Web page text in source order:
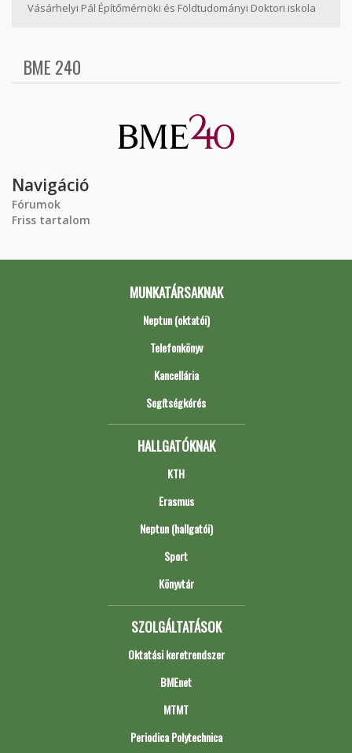
Vásárhelyi Pál Építőmérnöki és Földtudományi Doktori iskola
BME 240
Navigáció
Fórumok
Friss tartalom
MUNKATÁRSAKNAK
Neptun (oktatói)
Telefonkönyv
Kancellária
Segítségkérés
HALLGATÓKNAK
KTH
Erasmus
Neptun (hallgatói)
Sport
Könyvtár
SZOLGÁLTATÁSOK
Oktatási keretrendszer
BMEnet
MTMT
Periodica Polytechnica